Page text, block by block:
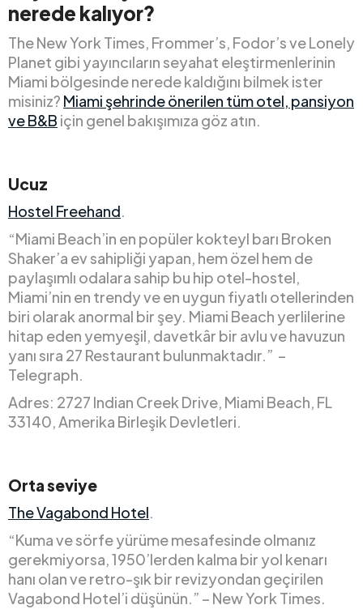
nerede kalıyor?
The New York Times, Frommer’s, Fodor’s ve Lonely
Planet gibi yayıncıların seyahat eleştirmenlerinin
Miami bölgesinde nerede kaldığını bilmek ister
misiniz? Miami şehrinde önerilen tüm otel, pansiyon
ve B&B için genel bakışımıza göz atın.
Ucuz
Hostel Freehand.
“Miami Beach’in en popüler kokteyl barı Broken
Shaker’a ev sahipliği yapan, hem özel hem de
paylaşımlı odalara sahip bu hip otel-hostel,
Miami’nin en trendy ve en uygun fiyatlı otellerinden
biri olarak anormal bir şey. Miami Beach yerlilerine
hitap eden yemyeşil, davetkâr bir avlu ve havuzun
yanı sıra 27 Restaurant bulunmaktadır.” –
Telegraph.
Adres: 2727 Indian Creek Drive, Miami Beach, FL
33140, Amerika Birleşik Devletleri.
Orta seviye
The Vagabond Hotel.
“Kuma ve sörfe yürüme mesafesinde olmanız
gerekmiyorsa, 1950’lerden kalma bir yol kenarı
hanı olan ve retro-şık bir revizyondan geçirilen
Vagabond Hotel’i düşünün.” – New York Times.